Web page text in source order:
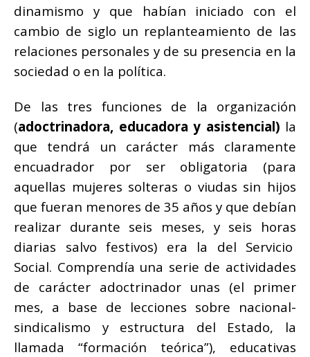
dinamismo y que habían iniciado con el
cambio de siglo un replanteamiento de las
relaciones personales y de su presencia en la
sociedad o en la política.
De las tres funciones de la organización
(adoctrinadora, educadora y asistencial) la
que tendrá un carácter más claramente
encuadrador por ser obligatoria (para
aquellas mujeres solteras o viudas sin hijos
que fueran menores de 35 años y que debían
realizar durante seis meses, y seis horas
diarias salvo festivos) era la del Servicio
Social. Comprendía una serie de actividades
de carácter adoctrinador unas (el primer
mes, a base de lecciones sobre nacional­
sindicalismo y estructura del Estado, la
llamada “formación teórica”), educativas